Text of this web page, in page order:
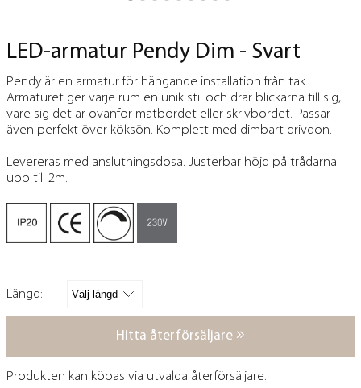
LED-armatur Pendy Dim - Svart
Pendy är en armatur för hängande installation från tak.
Armaturet ger varje rum en unik stil och drar blickarna till sig,
vare sig det är ovanför matbordet eller skrivbordet. Passar
även perfekt över köksön. Komplett med dimbart drivdon.
Levereras med anslutningsdosa. Justerbar höjd på trådarna
upp till 2m.
Längd:
Hitta återförsäljare
Produkten kan köpas via utvalda återförsäljare.